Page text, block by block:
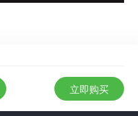
立即购买